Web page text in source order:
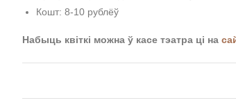
Кошт: 8-10 рублёў
Набыць квіткі можна ў касе тэатра ці на